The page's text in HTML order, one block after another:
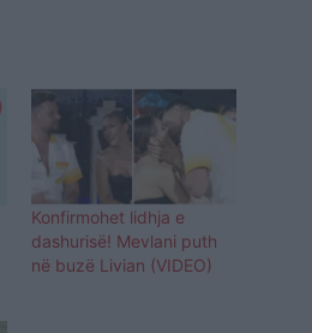
Konfirmohet lidhja e
dashurisë! Mevlani puth
në buzë Livian (VIDEO)